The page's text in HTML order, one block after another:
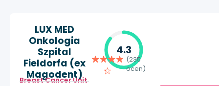
LUX MED
Onkologia
Szpital
Fieldorfa (ex
Magodent)
Breast Cancer Unit
4.3
(235
ocen)